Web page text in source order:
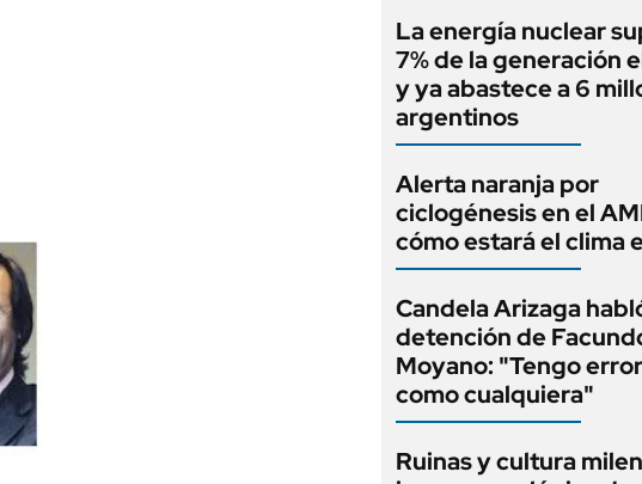
La energía nuclear
7% de la generación
y ya abastece a 6
argentinos
Alerta naranja por
ciclogénesis en el
cómo estará el clima
Candela Arizaga
detención de
Moyano: "Tengo
como cualquiera"
Ruinas y cultura